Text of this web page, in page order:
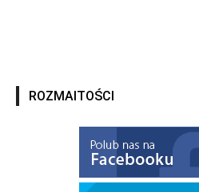
ROZMAITOŚCI